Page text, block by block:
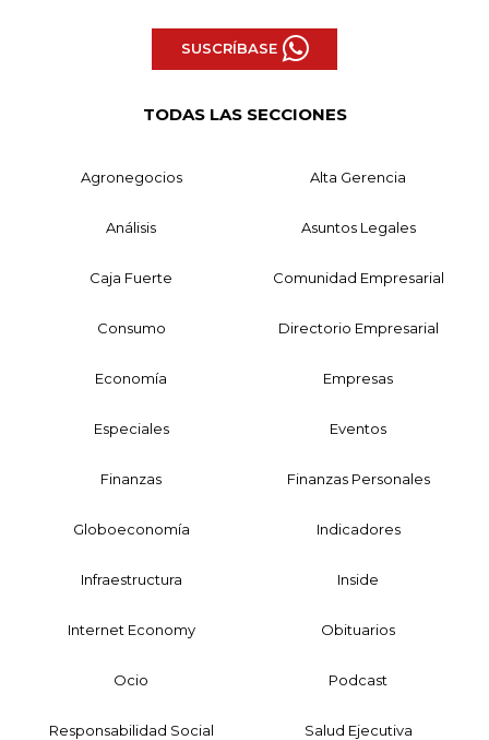
SUSCRÍBASE
TODAS LAS SECCIONES
Agronegocios Alta Gerencia
Análisis Asuntos Legales
Caja Fuerte Comunidad Empresarial
Consumo Directorio Empresarial
Economía Empresas
Especiales Eventos
Finanzas Finanzas Personales
Globoeconomía Indicadores
Infraestructura Inside
Internet Economy Obituarios
Ocio Podcast
Responsabilidad Social Salud Ejecutiva